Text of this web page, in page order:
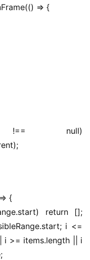
=> {
!== null)
{
return [];
i <=
i >= items.length || i